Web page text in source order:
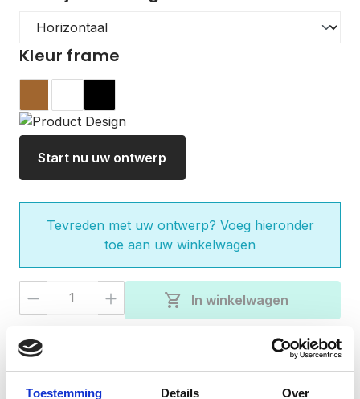
Toestemming Details Over
Kleur frame
Start nu uw ontwerp
Tevreden met uw ontwerp? Voeg hieronder
toe aan uw winkelwagen
Producthoeveelheid: Voer de
shopping_cart In winkelwagen
check
check